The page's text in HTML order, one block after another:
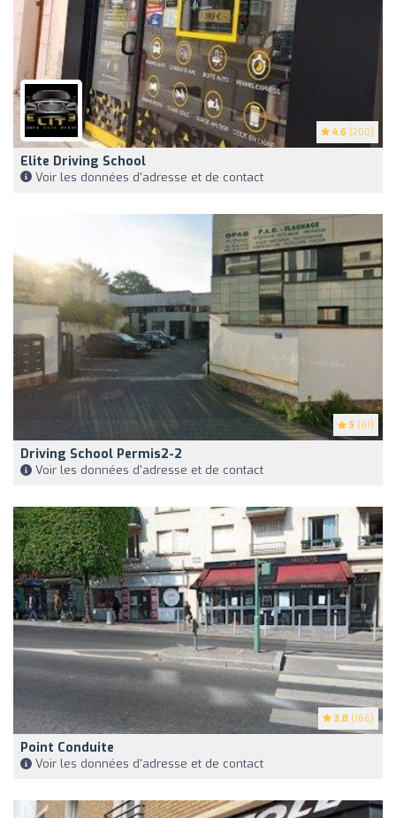
4.6 (200)
Elite Driving School
Voir les données d'adresse et de contact
5 (61)
Driving School Permis2-2
Voir les données d'adresse et de contact
3.8 (166)
Point Conduite
Voir les données d'adresse et de contact